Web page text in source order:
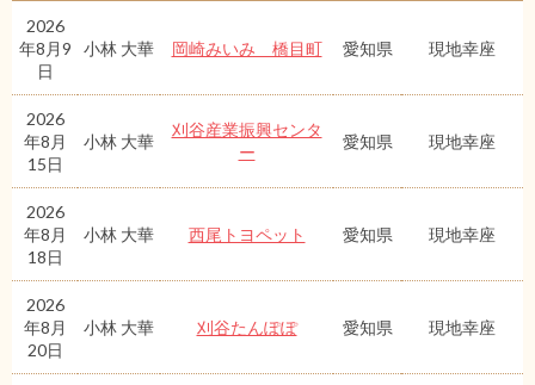
2026
年8月9
日
小林 大華 岡崎みいみ 橋目町 愛知県 現地幸座
2026
年8月
15日
小林 大華
刈谷産業振興センタ
ー
愛知県 現地幸座
2026
年8月
18日
小林 大華 西尾トヨペット 愛知県 現地幸座
2026
年8月
20日
小林 大華 刈谷たんぽぽ 愛知県 現地幸座